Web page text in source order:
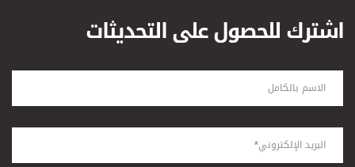
اشترك للحصول على التحديثات